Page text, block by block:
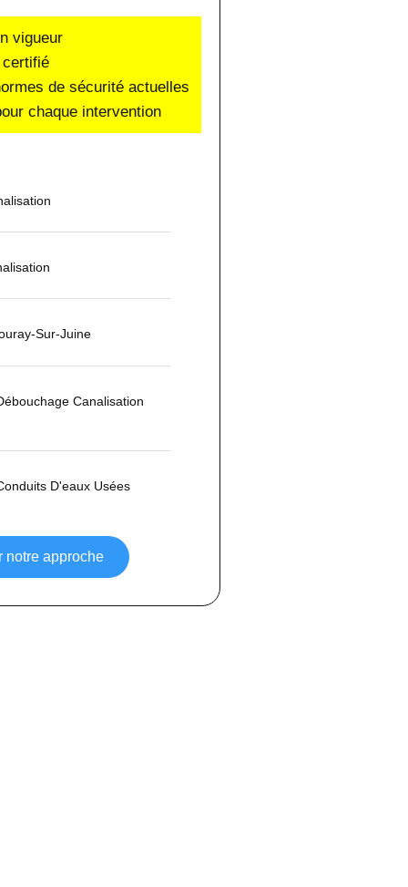
vigueur
certifié
de sécurité actuelles
chaque intervention
Sur-Juine
Canalisation
D'eaux Usées
notre approche